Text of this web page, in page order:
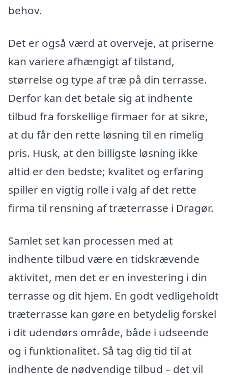
behov.
Det er også værd at overveje, at priserne
kan variere afhængigt af tilstand,
størrelse og type af træ på din terrasse.
Derfor kan det betale sig at indhente
tilbud fra forskellige firmaer for at sikre,
at du får den rette løsning til en rimelig
pris. Husk, at den billigste løsning ikke
altid er den bedste; kvalitet og erfaring
spiller en vigtig rolle i valg af det rette
firma til rensning af træterrasse i Dragør.
Samlet set kan processen med at
indhente tilbud være en tidskrævende
aktivitet, men det er en investering i din
terrasse og dit hjem. En godt vedligeholdt
træterrasse kan gøre en betydelig forskel
i dit udendørs område, både i udseende
og i funktionalitet. Så tag dig tid til at
indhente de nødvendige tilbud – det vil